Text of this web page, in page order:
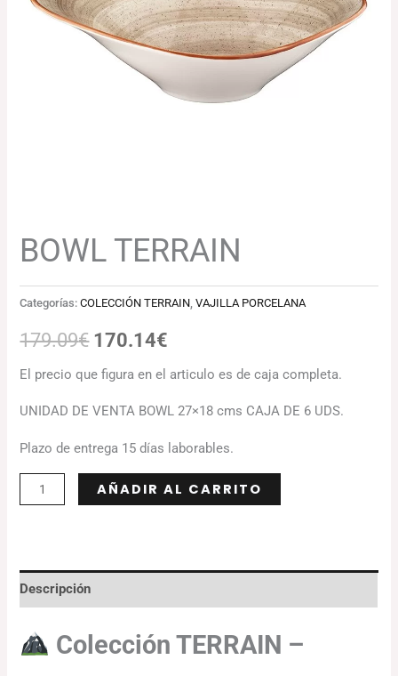
BOWL TERRAIN
Categorías:COLECCIÓN TERRAIN ,VAJILLA PORCELANA
179.09€
179.09€.
170.14€
170.14€.
El precio que figura en el articulo es de caja completa.
UNIDAD DE VENTA BOWL 27×18 cms CAJA DE 6 UDS.
Plazo de entrega 15 días laborables.
AÑADIR AL CARRITO
Descripción
Colección TERRAIN –